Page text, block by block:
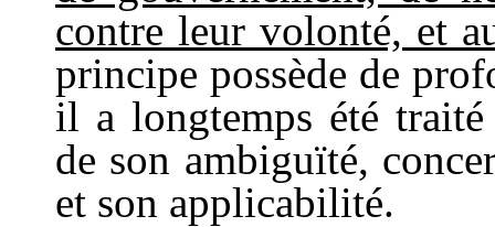
contre leur volonté, et
principe possède de
il a longtemps été
de son ambiguïté,
et son applicabilité.